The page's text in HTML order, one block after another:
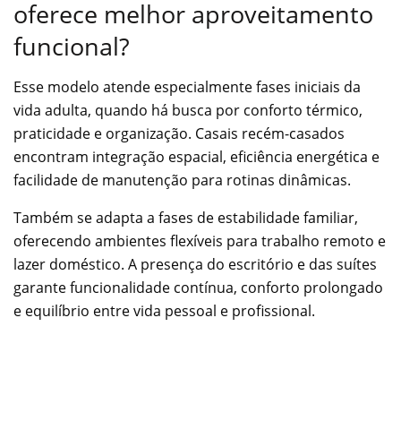
oferece melhor aproveitamento
funcional?
Esse modelo atende especialmente fases iniciais da
vida adulta, quando há busca por conforto térmico,
praticidade e organização. Casais recém-casados
encontram integração espacial, eficiência energética e
facilidade de manutenção para rotinas dinâmicas.
Também se adapta a fases de estabilidade familiar,
oferecendo ambientes flexíveis para trabalho remoto e
lazer doméstico. A presença do escritório e das suítes
garante funcionalidade contínua, conforto prolongado
e equilíbrio entre vida pessoal e profissional.